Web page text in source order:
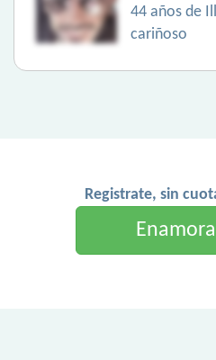
44 años de
cariñoso
Registrate, sin